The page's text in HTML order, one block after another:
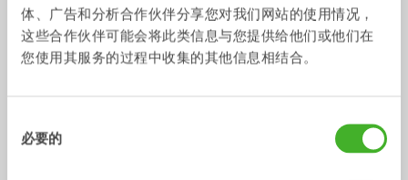
体、广告和分析合作伙伴分享您对我们网站的使用情况，
这些合作伙伴可能会将此类信息与您提供给他们或他们在
您使用其服务的过程中收集的其他信息相结合。
必要的
液压手腕 7-12吨